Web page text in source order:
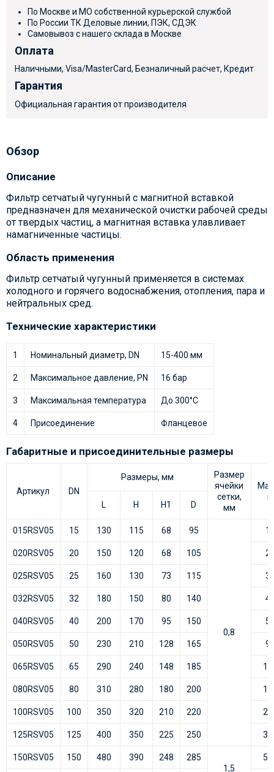
По Москве и МО собственной курьерской службой
По России ТК Деловые линии, ПЭК, СДЭК
Самовывоз с нашего склада в Москве
Оплата
Наличными, Visa/MasterCard, Безналичный расчет, Кредит
Гарантия
Официальная гарантия от производителя
Обзор
Описание
Фильтр сетчатый чугунный с магнитной вставкой
предназначен для механической очистки рабочей среды
от твердых частиц, а магнитная вставка улавливает
намагниченные частицы.
Область применения
Фильтр сетчатый чугунный применяется в системах
холодного и горячего водоснабжения, отопления, пара и
нейтральных сред.
Технические характеристики
1 Номинальный диаметр, DN 15-400 мм
2 Максимальное давление, PN 16 бар
3 Максимальная температура До 300°С
4 Присоединение Фланцевое
Габаритные и присоединительные размеры
Артикул DN
Размеры, мм
Размер
ячейки
сетки,
мм
L
H H1 D
015RSV05 15 130 115 68 95
0,8
020RSV05 20 150 120 68 105
025RSV05 25 160 130 73 115
032RSV05 32 180 150 80 140
040RSV05 40 200 170 95 150
050RSV05 50 230 210 128 165
065RSV05 65 290 240 148 185
080RSV05 80 310 280 180 200
100RSV05 100 350 320 210 220
125RSV05 125 400 350 225 250
150RSV05 150 480 390 248
285
1,5